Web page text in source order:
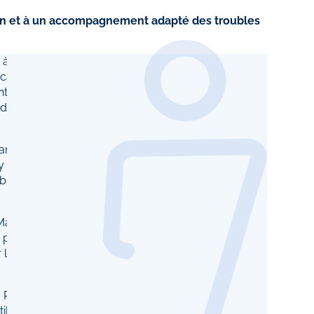
et à un accompagnement adapté des troubles
ces troubles :
en passant
des études
enjeux
aidante,
formatrice
respiratoires
a ensuite
troubles du
a présenté,
dans sa